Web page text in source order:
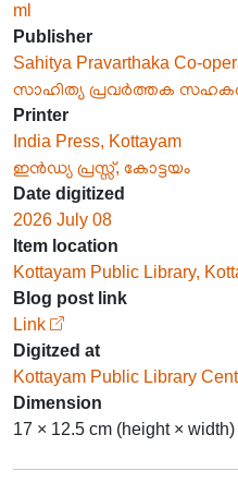
ml
Publisher
Sahitya Pravarthaka Co-
സാഹിത്യ പ്രവർത്തക
Printer
India Press, Kottayam
ഇൻഡ്യ പ്രസ്സ്, കോട്ടയം
Date digitized
2026 July 08
Item location
Kottayam Public Library,
Blog post link
Link
Digitzed at
Kottayam Public Library
Dimension
17 × 12.5 cm (height × width)